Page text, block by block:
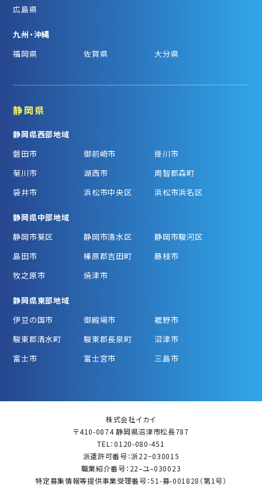
広島県
九州・沖縄
福岡県
佐賀県 大分県
静岡県
静岡県西部地域
磐田市
御前崎市
掛川市
菊川市
湖西市
周智郡森町
袋井市
浜松市中央区 浜松市浜名区
静岡県中部地域
静岡市葵区
静岡市清水区
静岡市駿河区
島田市
榛原郡吉田町
藤枝市
牧之原市
焼津市
静岡県東部地域
伊豆の国市
御殿場市
裾野市
駿東郡清水町
駿東郡長泉町
沼津市
富士市
富士宮市 三島市
株式会社イカイ
〒410-0874 静岡県沼津市松長787
TEL：0120-080-451
派遣許可番号：派22−030015
職業紹介番号：22–ユ–030023
特定募集情報等提供事業受理番号：51-募-001828（第1号）